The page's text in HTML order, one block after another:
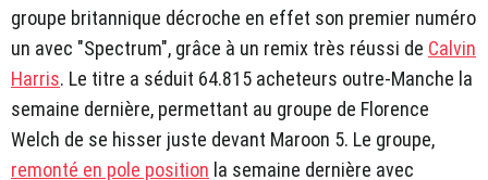
groupe britannique décroche en effet son premier numéro
un avec "Spectrum", grâce à un remix très réussi de Calvin
Harris. Le titre a séduit 64.815 acheteurs outre-Manche la
semaine dernière, permettant au groupe de Florence
Welch de se hisser juste devant Maroon 5. Le groupe,
remonté en pole position la semaine dernière avec